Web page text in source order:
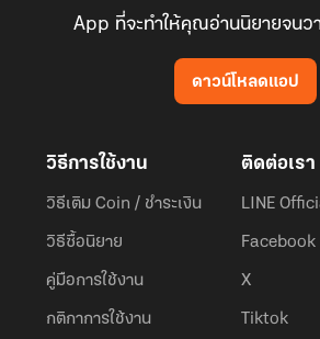
App ที่จะทำให้คุณอ่านนิยายจนว
ดาวน์โหลดแอป
วิธีการใช้งาน
วิธีเติม Coin / ชำระเงิน
วิธีซื้อนิยาย
คู่มือการใช้งาน
กติกาการใช้งาน
ติดต่อเรา
LINE
Facebook
X
Tiktok